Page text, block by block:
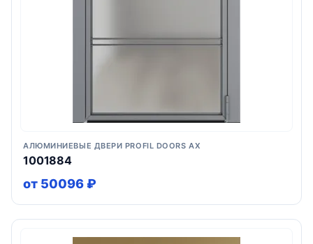
АЛЮМИНИЕВЫЕ ДВЕРИ PROFIL DOORS AX
1001884
от 50096 ₽